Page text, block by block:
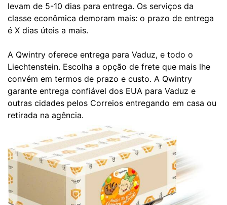
levam de 5-10 dias para entrega. Os serviços da
classe econômica demoram mais: o prazo de entrega
é X dias úteis a mais.
A Qwintry oferece entrega para Vaduz, e todo o
Liechtenstein. Escolha a opção de frete que mais lhe
convém em termos de prazo e custo. A Qwintry
garante entrega confiável dos EUA para Vaduz e
outras cidades pelos Correios entregando em casa ou
retirada na agência.